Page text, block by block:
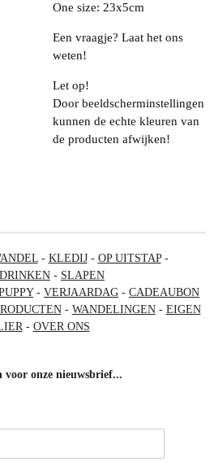
One size: 23x5cm
Een vraagje? Laat het ons
weten!
Let op!
Door beeldscherminstellingen
kunnen de echte kleuren van
de producten afwijken!
- KLEDIJ- OP UITSTAP-
- SLAPEN
- VERJAARDAG - CADEAUBON
- WANDELINGEN- EIGEN
- OVER ONS
onze nieuwsbrief...